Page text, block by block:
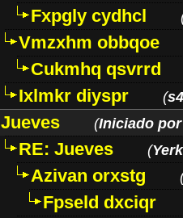
Fxpgly cydhcl
Vmzxhm obbqoe
Cukmhq qsvrrd
Ixlmkr diyspr
(
Jueves (Iniciado
RE: Jueves (
Azivan orxstg
Fpseld dxciqr